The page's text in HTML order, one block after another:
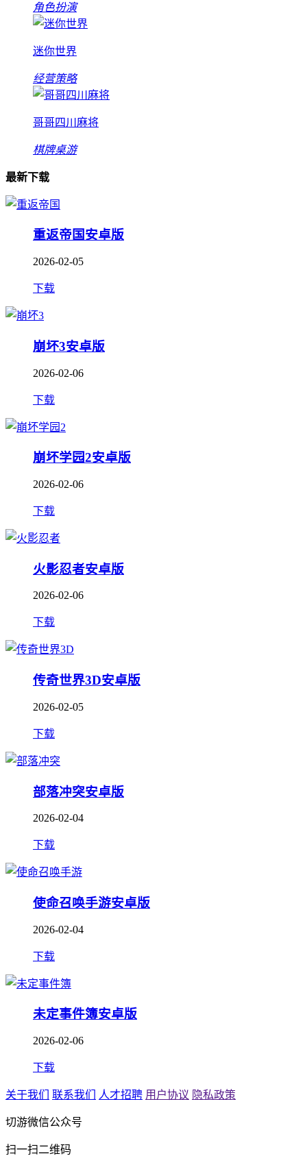
角色扮演
迷你世界
经营策略
哥哥四川麻将
棋牌桌游
最新下载
重返帝国安卓版
2026-02-05
下载
崩坏3安卓版
2026-02-06
下载
崩坏学园2安卓版
2026-02-06
下载
火影忍者安卓版
2026-02-06
下载
传奇世界3D安卓版
2026-02-05
下载
部落冲突安卓版
2026-02-04
下载
使命召唤手游安卓版
2026-02-04
下载
未定事件簿安卓版
2026-02-06
下载
关于我们 联系我们 人才招聘 用户协议 隐私政策
切游微信公众号
扫一扫二维码